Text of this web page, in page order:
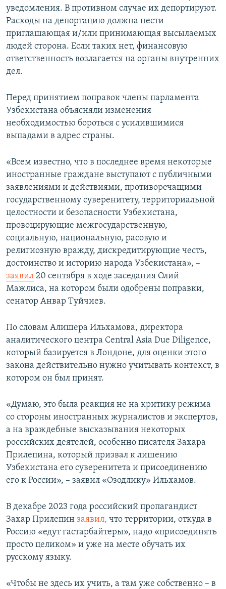
уведомления. В противном случае их депортируют.
Расходы на депортацию должна нести
приглашающая и/или принимающая высылаемых
людей сторона. Если таких нет, финансовую
ответственность возлагается на органы внутренних
дел.
Перед принятием поправок члены парламента
Узбекистана объясняли изменения
необходимостью бороться с усилившимися
выпадами в адрес страны.
«Всем известно, что в последнее время некоторые
иностранные граждане выступают с публичными
заявлениями и действиями, противоречащими
государственному суверенитету, территориальной
целостности и безопасности Узбекистана,
провоцирующие межгосударственную,
социальную, национальную, расовую и
религиозную вражду, дискредитирующие честь,
достоинство и историю народа Узбекистана», –
заявил 20 сентября в ходе заседания Олий
Мажлиса, на котором были одобрены поправки,
сенатор Анвар Туйчиев.
По словам Алишера Ильхамова, директора
аналитического центра Central Asia Due Diligence,
который базируется в Лондоне, для оценки этого
закона действительно нужно учитывать контекст, в
котором он был принят.
«Думаю, это была реакция не на критику режима
со стороны иностранных журналистов и экспертов,
а на враждебные высказывания некоторых
российских деятелей, особенно писателя Захара
Прилепина, который призвал к лишению
Узбекистана его суверенитета и присоединению
его к России», – заявил «Озодлику» Ильхамов.
В декабре 2023 года российский пропагандист
Захар Прилепин заявил, что территории, откуда в
Россию «едут гастарбайтеры», надо «присоединять
просто целиком» и уже на месте обучать их
русскому языку.
«Чтобы не здесь их учить, а там уже собственно – в